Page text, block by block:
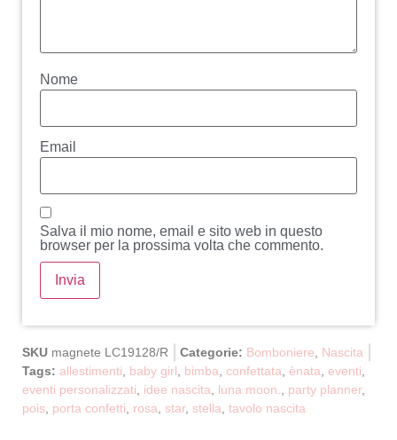
Nome
Email
Salva il mio nome, email e sito web in questo
browser per la prossima volta che commento.
SKU magnete LC19128/R Categorie: Bomboniere
Nascita
Tags: allestimenti baby girl bimba confettata ènata eventi
eventi personalizzati
idee nascita luna moon. party planner,
pois porta confetti rosa star, stella tavolo nascita